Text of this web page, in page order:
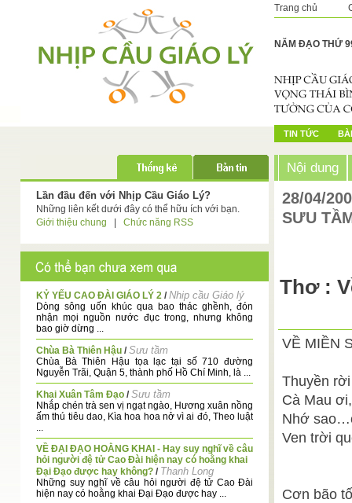
Trang chủ
NĂM ĐẠO THỨ
TIN TỨC
Lần đầu đến với Nhịp Cầu Giáo Lý?
Những liên kết dưới đây có thể hữu ích với bạn.
Giới thiệu chung
Chức năng RSS
KỶ YẾU CAO ĐÀI GIÁO LÝ 2 /Nhip cầu Giáo lý
Dòng sông uốn khúc qua bao thác ghềnh, đón
nhận mọi nguồn nước đục trong, nhưng không
bao giờ dừng ...
Chùa Bà Thiên Hậu /Sưu tầm
Chùa Bà Thiên Hậu tọa lạc tại số 710 đường
Nguyễn Trãi, Quận 5, thành phố Hồ Chí Minh, là ...
Khai Xuân Tâm Đạo /Sưu tầm
Nhắp chén trà sen vị ngạt ngào, Hương xuân nồng
ấm thú tiêu dao, Kìa hoa hoa nở vì ai đó, Theo luật
...
VỀ ĐẠI ĐẠO HOẰNG KHAI - Hay suy nghĩ về câu
hỏi người đệ tử Cao Đài hiện nay có hoằng khai
Đại Đạo được hay không? / Thanh Long
Những suy nghĩ về câu hỏi người đệ tử Cao Đài
hiện nay có hoằng khai Đại Đạo được hay ...
Nội dung
28/04/
SƯU
Thơ :
VỀ MIỀN
Thuyền
Cà Mau
Nhớ
Ven trời
Cơn bão